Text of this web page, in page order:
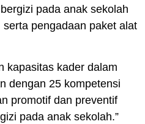
pada anak sekolah
pengadaan paket alat
kapasitas kader dalam
dengan 25 kompetensi
promotif dan preventif
pada anak sekolah.”